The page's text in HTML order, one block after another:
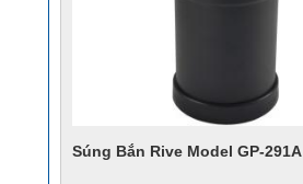
Súng Bắn Rive Model GP-291A